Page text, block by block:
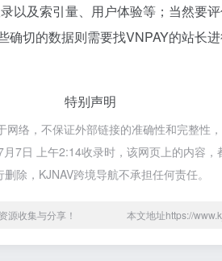
以及索引量、用户体验等；当然要
切的数据则需要找VNPAY的站长进
特别声明
网络，不保证外部链接的准确性和完整性
7日 上午2:14收录时，该网页上的内容
除，KJNAV跨境导航不承担任何责任。
源收集与分享！ 本文地址https://